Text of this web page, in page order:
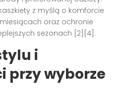
z myślą o komforcie
oraz ochronie
sezonach [2][4].
i
przy wyborze